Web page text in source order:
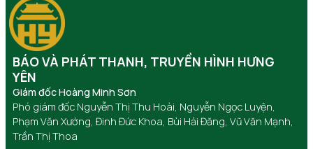
BÁO VÀ PHÁT THANH, TRUYỀN HÌNH HƯNG
YÊN
Giám đốc Hoàng Minh Sơn
Phó giám đốc Nguyễn Thị Thu Hoài, Nguyễn Ngọc Luyện,
Phạm Văn Xướng, Đinh Đức Khoa, Bùi Hải Đăng, Vũ Văn Mạnh,
Trần Thị Thoa